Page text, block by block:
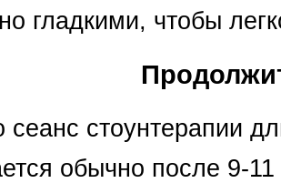
гладкими, чтобы
стоунтерапии
обычно после 9-